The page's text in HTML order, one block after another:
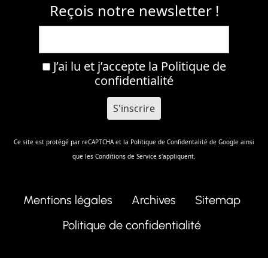
Reçois notre newsletter !
J’ai lu et j’accepte la Politique de
confidentialité
Ce site est protégé par reCAPTCHA et la Politique de Confidentalité de Google ainsi
que les Conditions de Service s'appliquent.
Mentions légales Archives
Sitemap
Politique de confidentialité